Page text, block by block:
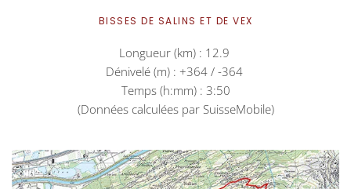
BISSES DE SALINS ET DE VEX
Longueur (km) : 12.9
Dénivelé (m) : +364 / -364
Temps (h:mm) : 3:50
(Données calculées par SuisseMobile)